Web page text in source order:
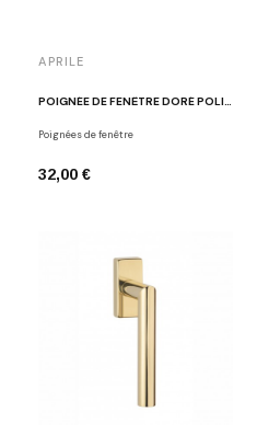
APRILE
Poignées de fenêtre
32,00 €